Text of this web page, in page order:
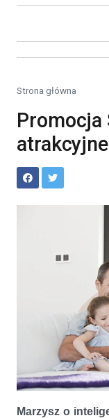
Strona główna
Promocja
Marzysz o